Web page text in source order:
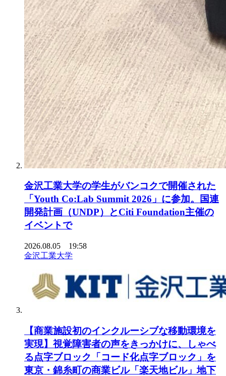
金沢工業大学の学生がバンコクで開催された
「Youth Co:Lab Summit 2026」に参加。国連
開発計画（UNDP）とCiti Foundation主催の
イベントで
2026.08.05 19:58
金沢工業大学
【商業施設初のインクルーシブな移動環境を
実現】視覚障害者の声をきっかけに、しゃべ
る点字ブロック「コード化点字ブロック」を
東京・錦糸町の商業ビル「楽天地ビル」地下